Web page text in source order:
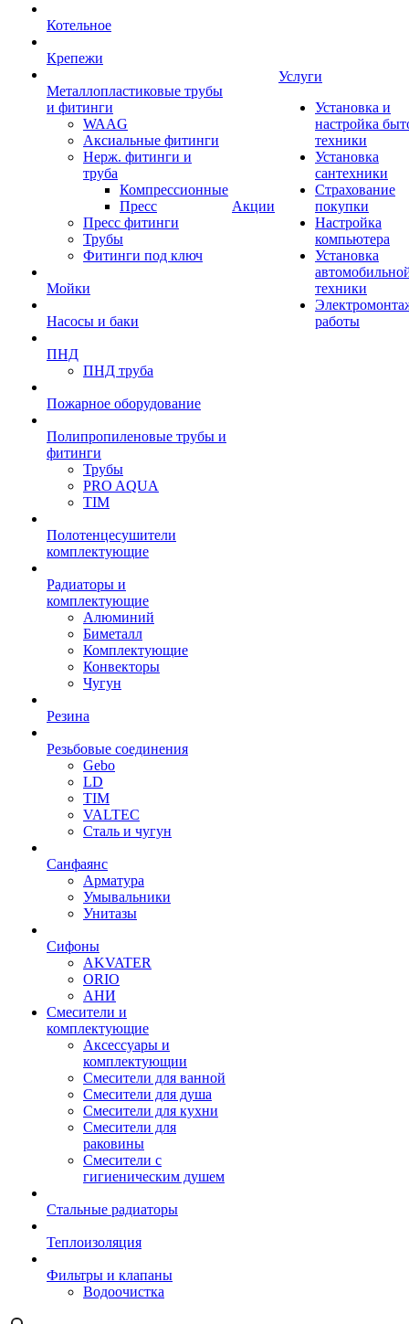
Котельное
Крепежи
Металлопластиковые трубы
и фитинги
WAAG
Аксиальные фитинги
Нерж. фитинги и
труба
Компрессионные
Пресс
Пресс фитинги
Трубы
Фитинги под ключ
Мойки
Насосы и баки
ПНД
ПНД труба
Пожарное оборудование
Полипропиленовые трубы и
фитинги
Трубы
PRO AQUA
TIM
Полотенцесушители
комплектующие
Радиаторы и
комплектующие
Алюминий
Биметалл
Комплектующие
Конвекторы
Чугун
Резина
Резьбовые соединения
Gebo
LD
TIM
VALTEC
Сталь и чугун
Санфаянс
Арматура
Умывальники
Унитазы
Сифоны
AKVATER
ORIO
АНИ
Смесители и
комплектующие
Аксессуары и
комплектующии
Смесители для ванной
Смесители для душа
Смесители для кухни
Смесители для
раковины
Смесители с
гигиеническим душем
Стальные радиаторы
Теплоизоляция
Фильтры и клапаны
Водоочистка
Акции
Услуги
Установка и
настройка
техники
Установка
сантехники
Страхование
покупки
Настройка
компьютера
Установка
техники
работы